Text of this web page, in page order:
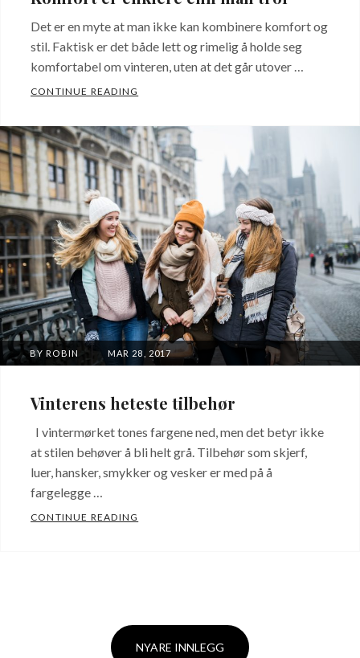
Det er en myte at man ikke kan kombinere komfort og
stil. Faktisk er det både lett og rimelig å holde seg
komfortabel om vinteren, uten at det går utover …
CONTINUE READING
BYROBIN
POSTED
MAR 28, 2017
Vinterens heteste tilbehør
I vintermørket tones fargene ned, men det betyr ikke
at stilen behøver å bli helt grå. Tilbehør som skjerf,
luer, hansker, smykker og vesker er med på å
fargelegge …
CONTINUE READING
NYARE INNLEGG